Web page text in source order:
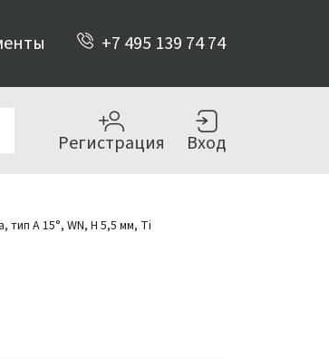
+7 495 139 74 74
Регистрация Вход
тип А 15°, WN, Н 5,5 мм, Ti